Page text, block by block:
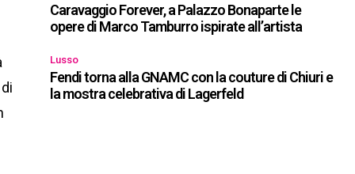
Caravaggio Forever, a Palazzo Bonaparte le
opere di Marco Tamburro ispirate all’artista
Lusso
Fendi torna alla GNAMC con la couture di Chiuri e
la mostra celebrativa di Lagerfeld